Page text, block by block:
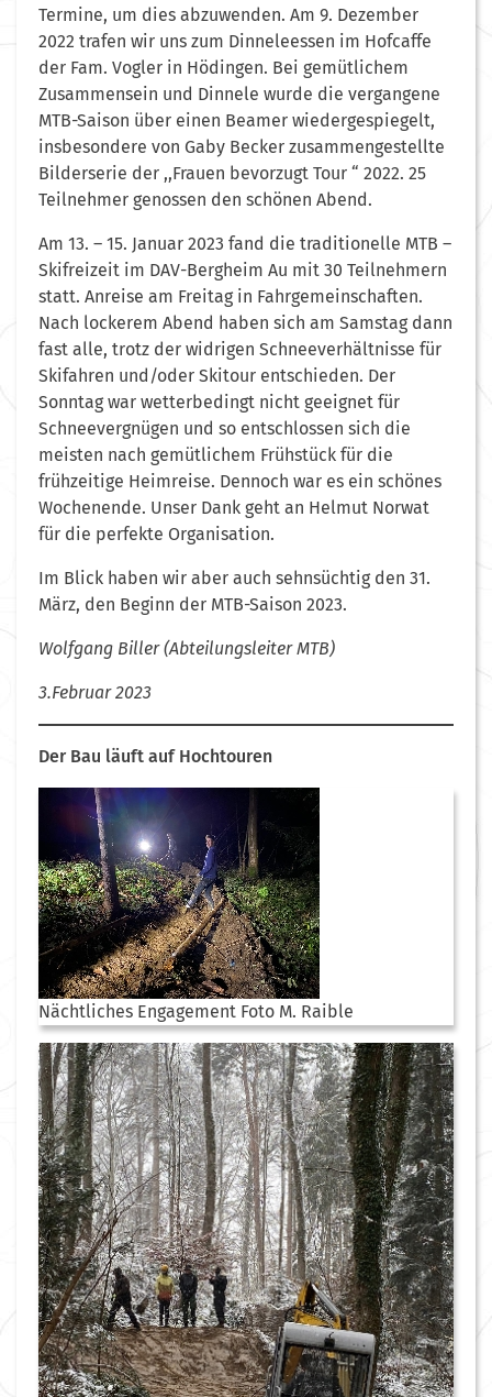
Termine, um dies abzuwenden. Am 9. Dezember
2022 trafen wir uns zum Dinneleessen im Hofcaffe
der Fam. Vogler in Hödingen. Bei gemütlichem
Zusammensein und Dinnele wurde die vergangene
MTB-Saison über einen Beamer wiedergespiegelt,
insbesondere von Gaby Becker zusammengestellte
Bilderserie der ,,Frauen bevorzugt Tour “ 2022. 25
Teilnehmer genossen den schönen Abend.
Am 13. – 15. Januar 2023 fand die traditionelle MTB –
Skifreizeit im DAV-Bergheim Au mit 30 Teilnehmern
statt. Anreise am Freitag in Fahrgemeinschaften.
Nach lockerem Abend haben sich am Samstag dann
fast alle, trotz der widrigen Schneeverhältnisse für
Skifahren und/oder Skitour entschieden. Der
Sonntag war wetterbedingt nicht geeignet für
Schneevergnügen und so entschlossen sich die
meisten nach gemütlichem Frühstück für die
frühzeitige Heimreise. Dennoch war es ein schönes
Wochenende. Unser Dank geht an Helmut Norwat
für die perfekte Organisation.
Im Blick haben wir aber auch sehnsüchtig den 31.
März, den Beginn der MTB-Saison 2023.
Wolfgang Biller (Abteilungsleiter MTB)
3.Februar 2023
Der Bau läuft auf Hochtouren
Nächtliches Engagement Foto M. Raible